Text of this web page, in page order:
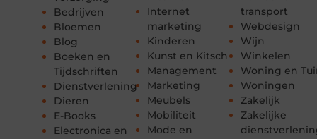
Bedrijven
Bloemen
Blog
Boeken en
Tijdschriften
Dienstverlening
Dieren
E-Books
Electronica en
Internet
marketing
Kinderen
Kunst en Kitsch
Management
Marketing
Meubels
Mobiliteit
Mode en
transport
Webdesign
Wijn
Winkelen
Woning en
Woningen
Zakelijk
Zakelijke